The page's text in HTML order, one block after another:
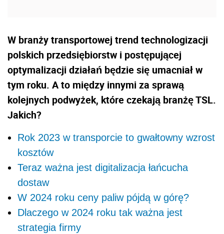
W branży transportowej trend technologizacji
polskich przedsiębiorstw i postępującej
optymalizacji działań będzie się umacniał w
tym roku. A to między innymi za sprawą
kolejnych podwyżek, które czekają branżę TSL.
Jakich?
Rok 2023 w transporcie to gwałtowny wzrost
kosztów
Teraz ważna jest digitalizacja łańcucha
dostaw
W 2024 roku ceny paliw pójdą w górę?
Dlaczego w 2024 roku tak ważna jest
strategia firmy